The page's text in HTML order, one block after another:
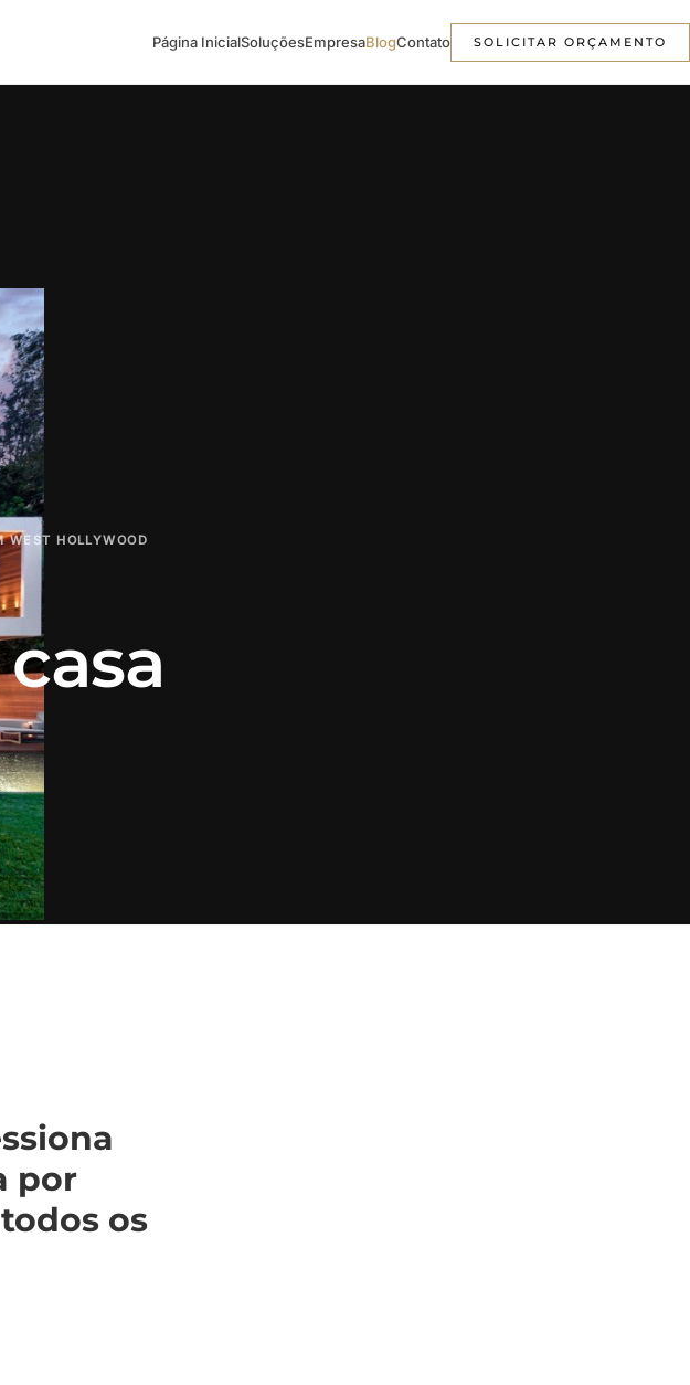
Página InicialSoluçõesEmpresaBlogContato SOLICITAR ORÇAMENTO
WEST HOLLYWOOD
por
os